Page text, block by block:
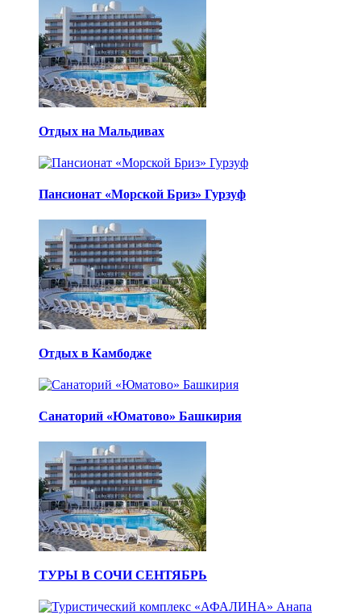
Отдых на Мальдивах
Пансионат «Морской Бриз» Гурзуф
Отдых в Камбодже
Санаторий «Юматово» Башкирия
ТУРЫ В СОЧИ СЕНТЯБРЬ